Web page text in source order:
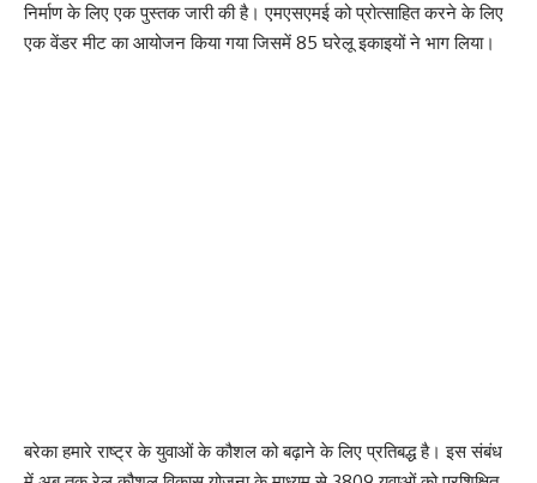
निर्माण के लिए एक पुस्तक जारी की है। एमएसएमई को प्रोत्साहित करने के लिए
एक वेंडर मीट का आयोजन किया गया जिसमें 85 घरेलू इकाइयों ने भाग लिया।
बरेका हमारे राष्ट्र के युवाओं के कौशल को बढ़ाने के लिए प्रतिबद्ध है। इस संबंध